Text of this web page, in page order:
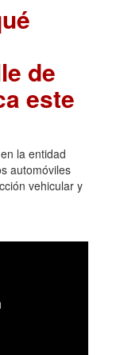
de
este
la entidad
automóviles
vehicular y